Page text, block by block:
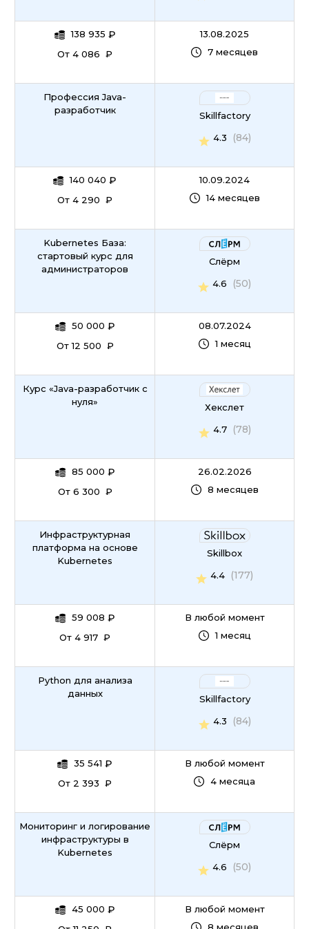
138 935 ₽
От 4 086 ₽
13.08.2025
7 месяцев
Профессия Java-
разработчик
140 040 ₽
От 4 290 ₽
Skillfactory
4.3
(84)
10.09.2024
14 месяцев
Kubernetes База:
стартовый курс для
администраторов
50 000 ₽
От 12 500 ₽
Слёрм
4.6
(50)
08.07.2024
1 месяц
Курс «Java-разработчик с
нуля»
85 000 ₽
От 6 300 ₽
Хекслет
4.7
(78)
26.02.2026
8 месяцев
Инфраструктурная
платформа на основе
Kubernetes
59 008 ₽
От 4 917 ₽
Skillbox
4.4
(177)
В любой момент
1 месяц
Python для анализа
данных
35 541 ₽
От 2 393 ₽
Skillfactory
4.3
(84)
В любой момент
4 месяца
Мониторинг и логирование
инфраструктуры в
Kubernetes
45 000 ₽
Слёрм
4.6
(50)
В любой момент